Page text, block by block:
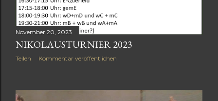
November 20, 2023
NIKOLAUSTURNIER 2023
Teilen Kommentar veröffentlichen